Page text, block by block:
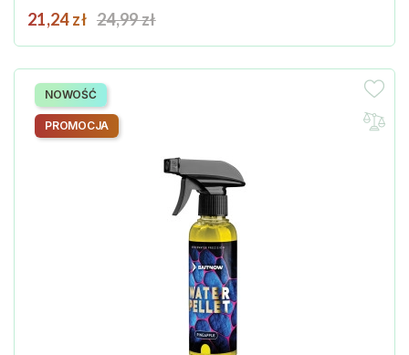
Cena
21,24 zł Cena podstawowa
24,99 zł
NOWOŚĆ
PROMOCJA